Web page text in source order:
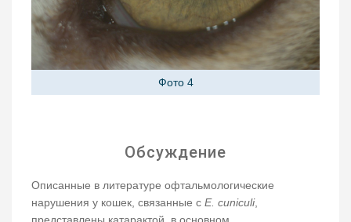
Фото 4
Обсуждение
Описанные в литературе офтальмологические
нарушения у кошек, связанные с E. cuniculi,